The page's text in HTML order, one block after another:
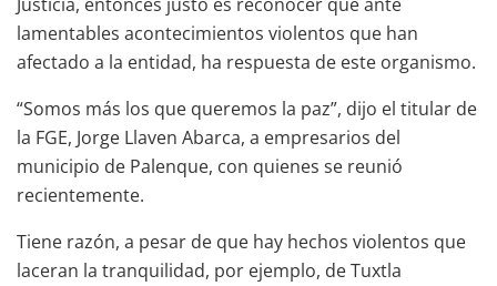
lamentables acontecimientos violentos que han
afectado a la entidad, ha respuesta de este organismo.
“Somos más los que queremos la paz”, dijo el titular de
la FGE, Jorge Llaven Abarca, a empresarios del
municipio de Palenque, con quienes se reunió
recientemente.
Tiene razón, a pesar de que hay hechos violentos que
laceran la tranquilidad, por ejemplo, de Tuxtla